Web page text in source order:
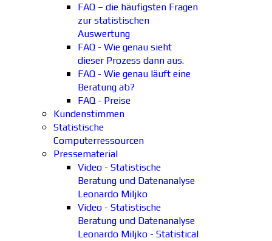
FAQ – die häufigsten Fragen
zur statistischen
Auswertung
FAQ - Wie genau sieht
dieser Prozess dann aus.
FAQ - Wie genau läuft eine
Beratung ab?
FAQ - Preise
Kundenstimmen
Statistische
Computerressourcen
Pressematerial
Video - Statistische
Beratung und Datenanalyse
Leonardo Miljko
Video - Statistische
Beratung und Datenanalyse
Leonardo Miljko - Statistical